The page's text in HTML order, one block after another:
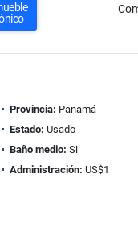
Provincia: Panamá
Estado: Usado
Baño medio: Si
Administración: US$1